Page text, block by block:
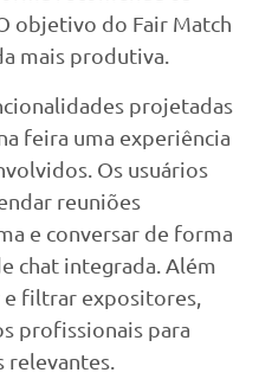
objetivo do Fair Match
mais produtiva.
projetadas
feira uma experiência
Os usuários
reuniões
e conversar de forma
chat integrada. Além
e filtrar expositores,
profissionais para
relevantes.